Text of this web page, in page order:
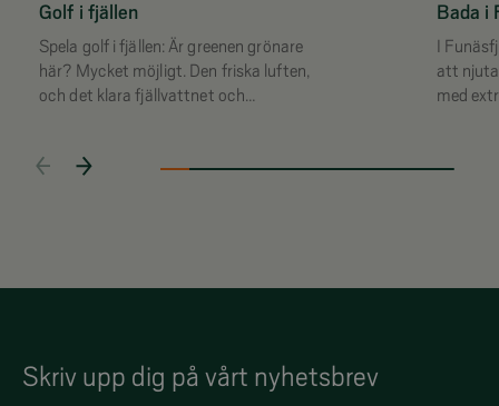
Golf i fjällen
Spela golf i fjällen: Är greenen grönare
här? Mycket möjligt. Den friska luften,
och det klara fjällvattnet och
Bada i
I
att
Skriv upp dig på vårt nyhetsbrev